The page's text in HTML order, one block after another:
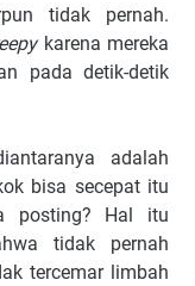
tidak pernah.
karena mereka
pada detik-detik
adalah
bisa secepat itu
posting? Hal itu
tidak pernah
tercemar limbah